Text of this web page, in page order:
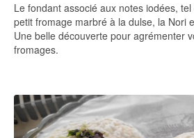
Le fondant associé aux notes iodées,
petit fromage marbré à la dulse, la Nori
Une belle découverte pour agrémenter
fromages.